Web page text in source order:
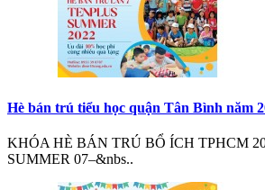
Hè bán trú tiểu học quận Tân Bình năm
KHÓA HÈ BÁN TRÚ BỔ ÍCH TPHCM
SUMMER 07–&nbs..